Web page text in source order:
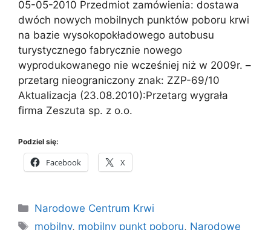
05-05-2010 Przedmiot zamówienia: dostawa
dwóch nowych mobilnych punktów poboru krwi
na bazie wysokopokładowego autobusu
turystycznego fabrycznie nowego
wyprodukowanego nie wcześniej niż w 2009r. –
przetarg nieograniczony znak: ZZP-69/10
Aktualizacja (23.08.2010):Przetarg wygrała
firma Zeszuta sp. z o.o.
Podziel się:
Facebook X
Kategorie
Narodowe Centrum Krwi
Tagi
mobilny, mobilny punkt poboru, Narodowe